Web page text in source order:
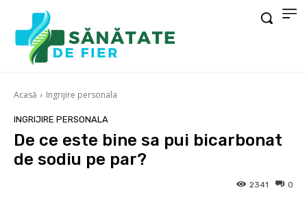
Acasă Ingrijire personala
INGRIJIRE PERSONALA
De ce este bine sa pui bicarbonat
de sodiu pe par?
0
2341